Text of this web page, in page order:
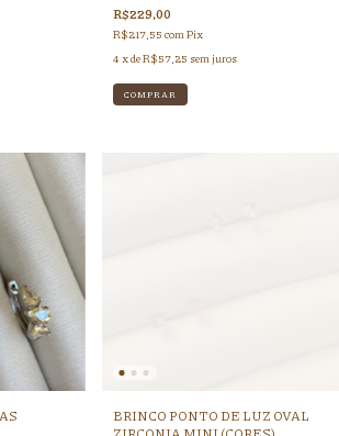
R$229,00
R$217,55 comPix
4 x deR$57,25 sem juros
BRINCO PONTO DE LUZ OVAL